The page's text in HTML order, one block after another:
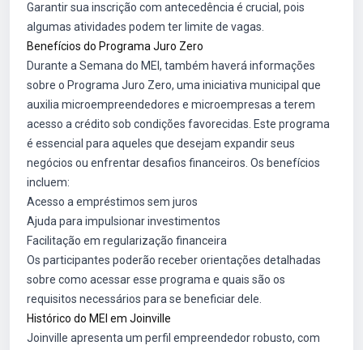
Garantir sua inscrição com antecedência é crucial, pois
algumas atividades podem ter limite de vagas.
Benefícios do Programa Juro Zero
Durante a Semana do MEI, também haverá informações
sobre o Programa Juro Zero, uma iniciativa municipal que
auxilia microempreendedores e microempresas a terem
acesso a crédito sob condições favorecidas. Este programa
é essencial para aqueles que desejam expandir seus
negócios ou enfrentar desafios financeiros. Os benefícios
incluem:
Acesso a empréstimos sem juros
Ajuda para impulsionar investimentos
Facilitação em regularização financeira
Os participantes poderão receber orientações detalhadas
sobre como acessar esse programa e quais são os
requisitos necessários para se beneficiar dele.
Histórico do MEI em Joinville
Joinville apresenta um perfil empreendedor robusto, com